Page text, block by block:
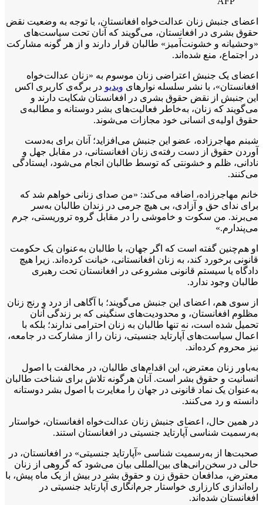
اعضای جنبش زنان عدالت‌‌خواه افغانستان، با توجه به وضعیت نقض
حقوق بشری در افغانستان، می‌گویند که آنان تحت سیاست‌های
«وحشیانه‌ و خشونت‌آمیز» طالبان قرار دارند و از هر گونه مشارکت
در اجتماع، منع شده‌اند.
اعضای یک جنبش اعتراضی زنان موسوم به «زنان عدالت‌خواه
افغانستان»، با نشر سلسله نوار‌های ویدیو در برگه‌ی کاربری اکس
این جنبش از نقض حقوق بشری در افغانستان شکایت دارند و
می‌گویند که زنان، به‌خاطر فعالیت‌های بشر دوستانه و مطالبه‌ی
حقوق اولیه‌ی انسانی خود مجازات می‌شوند.
شبنم مهاجرزاده، عضو این جنبش می‌افزاید؛ آنان برای به‌دست
آوردن حقوق از دست رفته‌ی زنان افغانستانی، در مقابل جهل و
نادانی، ظلم و خشونتی که توسط طالبان انجام می‌شود، ایستادگی
می‌کنند.
خانم مهاجرزاده، اضافه می‌کند: «من صدای زنانی خواهم شد که
برای ندای حق و آزادی، بی هیچ جرمی در زندان طالبان به‌سر
می‌برند. من سکوت و خاموشی را در مقابل گروه تروریستی، جرم
می‌پندارم.»
او هم‌چنین گفته است که اگر جهان، با طالبان به‌عنوان یک حکومت
قانونی برخورد کند، به زنان افغانستانی، خیانت کرده‌اند. زیرا هیچ
دادگاه یا سیستم قانونی مشروعی در افغانستان تحت رهبری
طالبان وجود ندارد.
از سوی هم، اعضای این جنبش می‌گویند؛ با آگاهی از درد و رنج زنان
مظلوم افغانستان، و محدودیت‌های سنگینی که بر زندگی آنان
تحمیل شده است، نه تنها طالبان به زنان احترامی ندارند؛ بلکه با
اعمال سیاست‌های آپارتاید جنسیتی، زنان را از مشارکت در جامعه،
نیز محروم کرده‌اند.
به‌باور زنان معترض، این اقدام‌های طالبان، در مخالفت با اصول
انسانیت و حقوق بشر است. آنان هرگونه تلاش برای شناخت طالبان
به‌عنوان یک نماد قانونی در جهان را مغایرت با اصول بشر دوستانه
دانسته و رد می‌‌کنند.
در همین حال، اعضای جنبش زنان عدالت‌خواه افغانستان، خواستار
به‌رسمیت شناسی آپارتاید جنسیتی در افغانستان استند.
صحبت‌ها از به‌رسمیت شناسی «آپارتاید جنسیتی» در افغانستان، در
حالی در سخن‌رانی‌های بین‌المللی بیان می‌شود که گروهی از زنان
معترض، مدافعان حقوق زن و حقوق بشر در بیش از یک ماه پیش، با
راه‌اندازی کارزاری خواستار جرم‌انگاری آپارتاید جنسیتی در
افغانستان شده‌اند.